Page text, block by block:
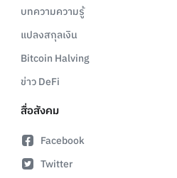
บทความความรู้
แปลงสกุลเงิน
Bitcoin Halving
ข่าว DeFi
สื่อสังคม
Facebook
Twitter